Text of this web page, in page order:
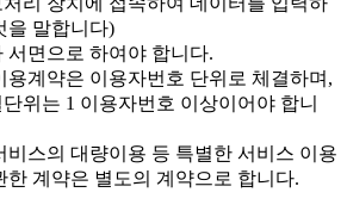
을 말합니다)
서면으로 하여야 합니다.
계약은 이용자번호 단위로 체결하며,
위는 1 이용자번호 이상이어야 합니
스의 대량이용 등 특별한 서비스 이용
한 계약은 별도의 계약으로 합니다.